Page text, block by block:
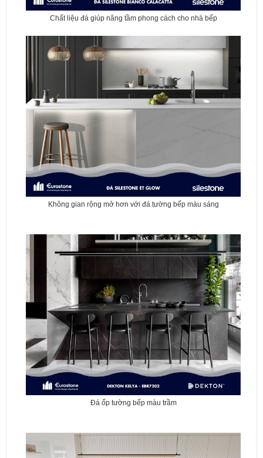
Chất liệu đá giúp nâng tầm phong cách cho nhà bếp
Không gian rộng mở hơn với đá tường bếp màu sáng
Đá ốp tường bếp màu trầm